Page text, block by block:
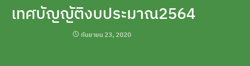
เทศบัญญัติงบประมาณ2564
กันยายน 23, 2020